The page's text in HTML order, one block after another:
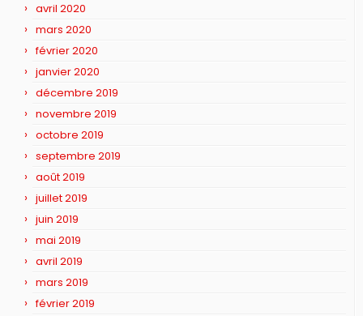
avril 2020
mars 2020
février 2020
janvier 2020
décembre 2019
novembre 2019
octobre 2019
septembre 2019
août 2019
juillet 2019
juin 2019
mai 2019
avril 2019
mars 2019
février 2019